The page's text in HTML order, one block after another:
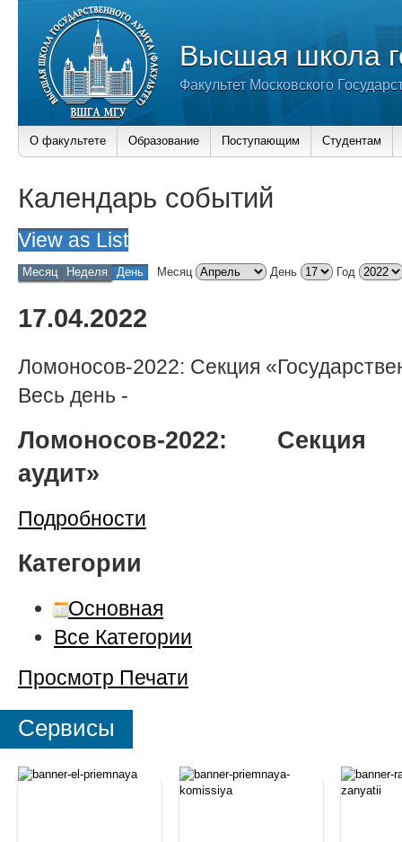
Высшая школа
Факультет Московского
О факультете Образование Поступающим Студентам
Календарь событий
View as List
Месяц Неделя День Месяц День Год
17.04.2022
Ломоносов-2022: Секция
Весь день -
Ломоносов-2022: Секция
аудит»
Подробности
Категории
Основная
Все Категории
Просмотр Печати
Сервисы